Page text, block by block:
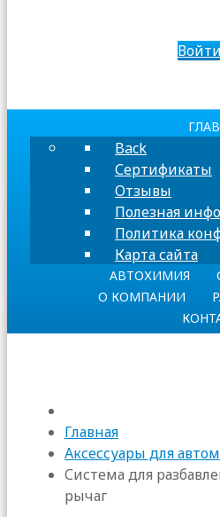
Back
Сертификаты
Отзывы
Полезная
Политика
Карта сайта
АВТОХИМИЯ
О КОМПАНИИ
Главная
Аксессуары для
Система для
рычаг